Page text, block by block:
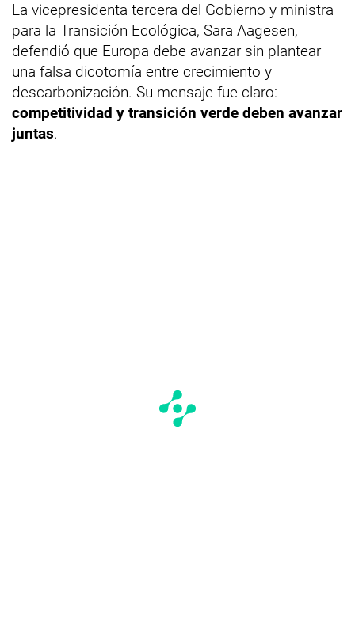
La vicepresidenta tercera del Gobierno y ministra
para la Transición Ecológica, Sara Aagesen,
defendió que Europa debe avanzar sin plantear
una falsa dicotomía entre crecimiento y
descarbonización. Su mensaje fue claro:
competitividad y transición verde deben avanzar
juntas.